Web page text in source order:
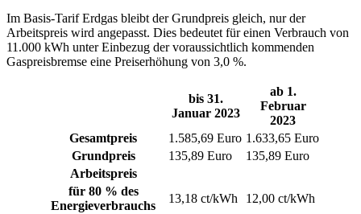
Im Basis-Tarif Erdgas bleibt der Grundpreis gleich, nur der
Arbeitspreis wird angepasst. Dies bedeutet für einen Verbrauch von
11.000 kWh unter Einbezug der voraussichtlich kommenden
Gaspreisbremse eine Preiserhöhung von 3,0 %.
bis 31.
Januar 2023
ab 1.
Februar
2023
Gesamtpreis
1.585,69 Euro 1.633,65 Euro
Grundpreis
135,89 Euro
135,89 Euro
Arbeitspreis
für 80 % des
Energieverbrauchs
13,18 ct/kWh
12,00 ct/kWh